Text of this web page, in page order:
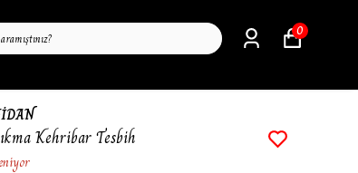
0
Kehribar Tesbih